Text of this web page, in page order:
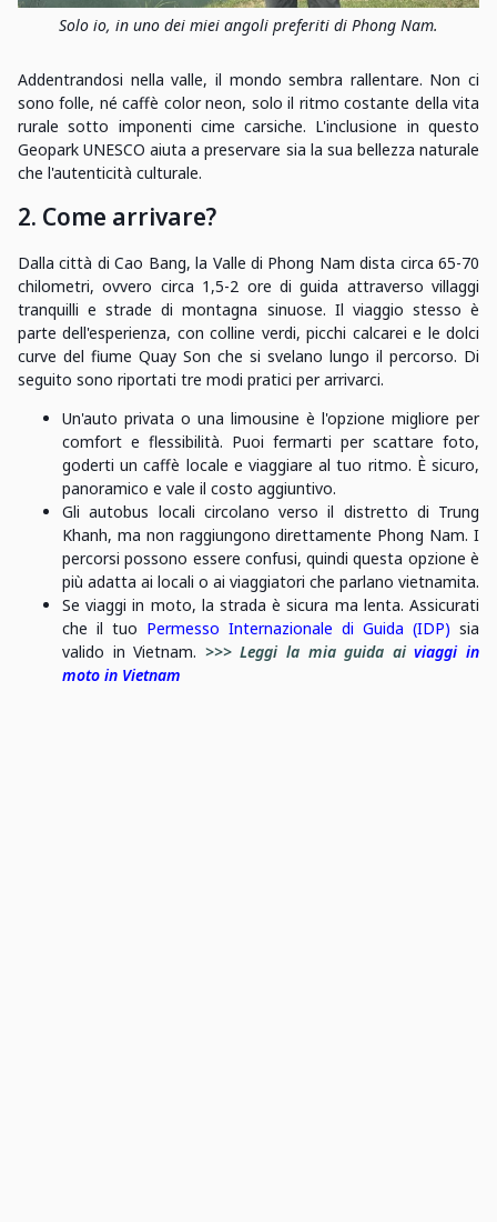
Solo io, in uno dei miei angoli preferiti di Phong Nam.
Addentrandosi nella valle, il mondo sembra rallentare. Non ci
sono folle, né caffè color neon, solo il ritmo costante della vita
rurale sotto imponenti cime carsiche. L'inclusione in questo
Geopark UNESCO aiuta a preservare sia la sua bellezza naturale
che l'autenticità culturale.
2. Come arrivare?
Dalla città di Cao Bang, la Valle di Phong Nam dista circa 65-70
chilometri, ovvero circa 1,5-2 ore di guida attraverso villaggi
tranquilli e strade di montagna sinuose. Il viaggio stesso è
parte dell'esperienza, con colline verdi, picchi calcarei e le dolci
curve del fiume Quay Son che si svelano lungo il percorso. Di
seguito sono riportati tre modi pratici per arrivarci.
Un'auto privata o una limousine è l'opzione migliore per
comfort e flessibilità. Puoi fermarti per scattare foto,
goderti un caffè locale e viaggiare al tuo ritmo. È sicuro,
panoramico e vale il costo aggiuntivo.
Gli autobus locali circolano verso il distretto di Trung
Khanh, ma non raggiungono direttamente Phong Nam. I
percorsi possono essere confusi, quindi questa opzione è
più adatta ai locali o ai viaggiatori che parlano vietnamita.
Se viaggi in moto, la strada è sicura ma lenta. Assicurati
che il tuo Permesso Internazionale di Guida (IDP) sia
valido in Vietnam. >>> Leggi la mia guida ai viaggi in
moto in Vietnam